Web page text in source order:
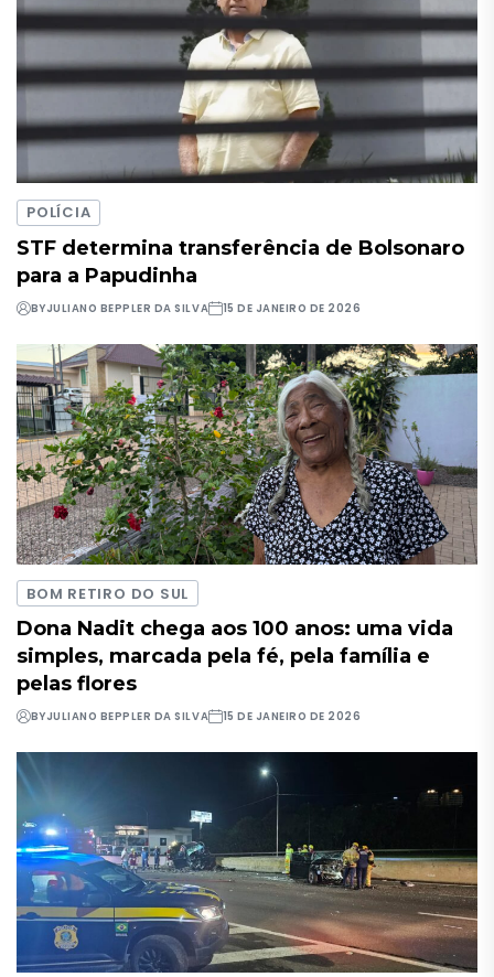
POLÍCIA
STF determina transferência de Bolsonaro
para a Papudinha
BYJULIANO BEPPLER DA SILVA 15 DE JANEIRO DE 2026
BOM RETIRO DO SUL
Dona Nadit chega aos 100 anos: uma vida
simples, marcada pela fé, pela família e
pelas flores
BYJULIANO BEPPLER DA SILVA 15 DE JANEIRO DE 2026